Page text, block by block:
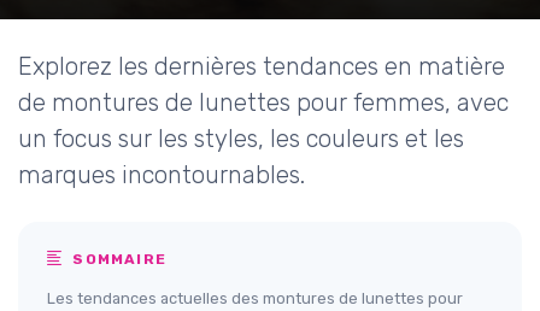
Explorez les dernières tendances en matière
de montures de lunettes pour femmes, avec
un focus sur les styles, les couleurs et les
marques incontournables.
SOMMAIRE
Les tendances actuelles des montures de lunettes pour